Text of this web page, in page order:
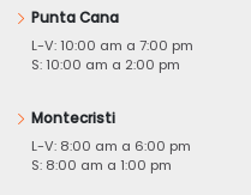
Punta Cana
L-V: 10:00 am a 7:00 pm
S: 10:00 am a 2:00 pm
Montecristi
L-V: 8:00 am a 6:00 pm
S: 8:00 am a 1:00 pm